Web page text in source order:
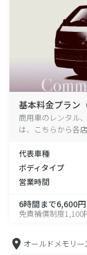
基本料金プラン（
商用車のレンタル
は、こちらから各
代表車種
ボディタイプ
営業時間
6時間まで6,600円
免責補償制度1,100
オールドメモリー